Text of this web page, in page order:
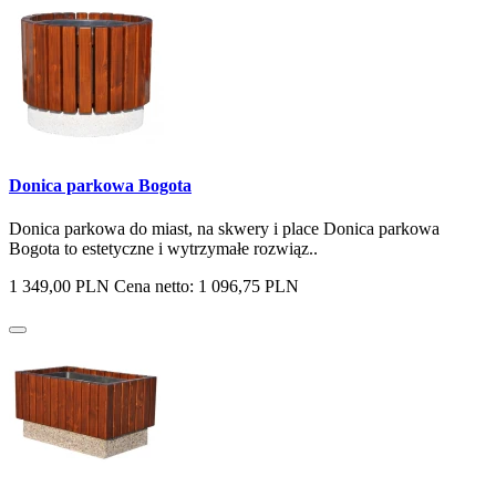
Donica parkowa Bogota
Donica parkowa do miast, na skwery i place Donica parkowa
Bogota to estetyczne i wytrzymałe rozwiąz..
1 349,00 PLN Cena netto: 1 096,75 PLN